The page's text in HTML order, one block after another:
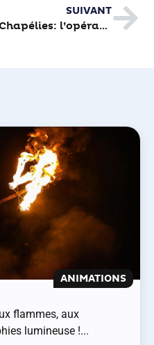
SUIVANT
Chapélies: l’opération de rénovation est lancée
ANIMATIONS
flammes, aux
lumineuse !...